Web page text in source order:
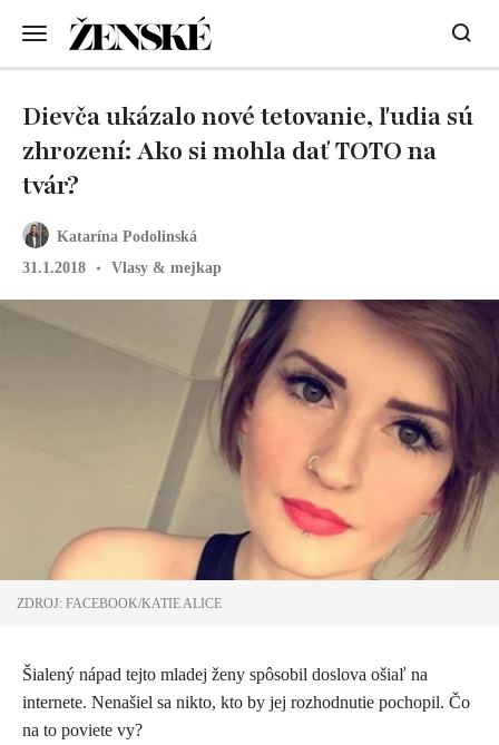
Katarína Podolinská
31.1.2018
Vlasy & mejkap
Dievča ukázalo nové tetovanie, ľudia sú
zhrození: Ako si mohla dať TOTO na
tvár?
ZDROJ: FACEBOOK/KATIE ALICE
Šialený nápad tejto mladej ženy spôsobil doslova ošiaľ na
internete. Nenašiel sa nikto, kto by jej rozhodnutie pochopil. Čo
na to poviete vy?